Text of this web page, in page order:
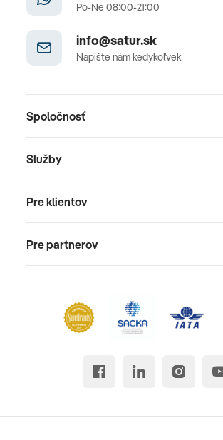
Po-Ne 08:00-21:00
info@satur.sk
Napíšte nám kedykoľvek
Spoločnosť
Služby
Pre klientov
Pre partnerov